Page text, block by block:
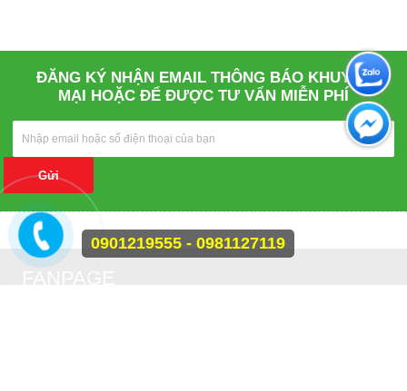
ĐĂNG KÝ NHẬN EMAIL THÔNG BÁO KHUYẾN
MẠI HOẶC ĐỂ ĐƯỢC TƯ VẤN MIỄN PHÍ
Gửi
FANPAGE
0901219555 - 0981127119